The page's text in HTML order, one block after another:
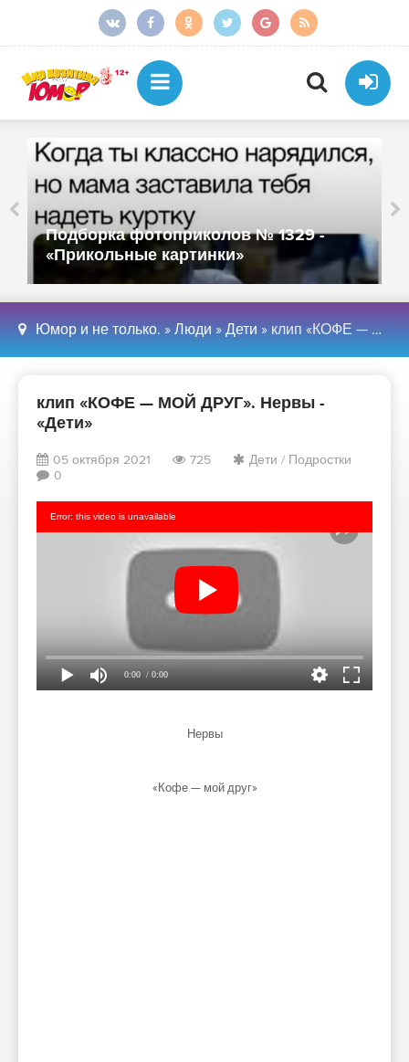
Подборка фотоприколов № 1329 -
«Прикольные картинки»
Юмор и не только. » Люди » Дети » клип «КОФЕ — МОЙ ДРУГ». Нервы - «Дети»
клип «КОФЕ — МОЙ ДРУГ». Нервы -
«Дети»
05 октября 2021 725 Дети / Подростки
0
0:00 / 0:00
Error: this video is unavailable
Нервы
«Кофе — мой друг»